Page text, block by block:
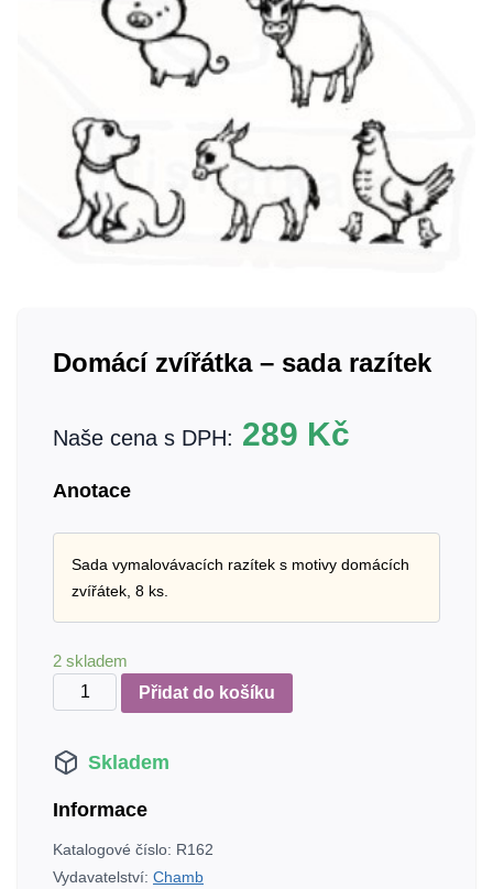
Domácí zvířátka – sada razítek
Naše cena s DPH: 289 Kč
Anotace
Sada vymalovávacích razítek s motivy domácích
zvířátek, 8 ks.
2 skladem
Domácí
zvířátka
sada
množství
Přidat do košíku
Skladem
Informace
Katalogové číslo: R162
Vydavatelství: Chamb